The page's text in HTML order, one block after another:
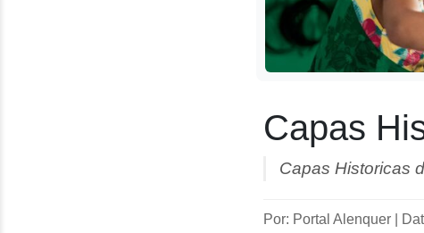
Capas
Capas Historicas
Por: Portal Alenquer